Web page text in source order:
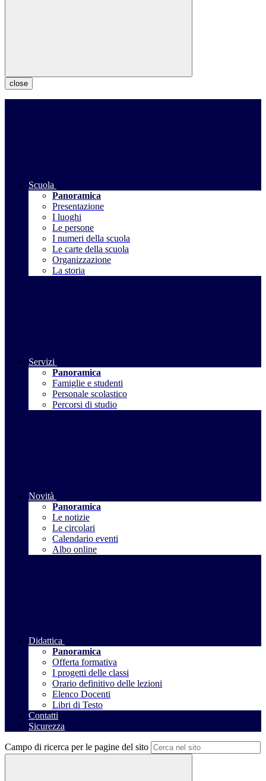
close
Scuola
Panoramica
Presentazione
I luoghi
Le persone
I numeri della scuola
Le carte della scuola
Organizzazione
La storia
Servizi
Panoramica
Famiglie e studenti
Personale scolastico
Percorsi di studio
Novità
Panoramica
Le notizie
Le circolari
Calendario eventi
Albo online
Didattica
Panoramica
Offerta formativa
I progetti delle classi
Orario definitivo delle lezioni
Elenco Docenti
Libri di Testo
Contatti
Sicurezza
Campo di ricerca per le pagine del sito